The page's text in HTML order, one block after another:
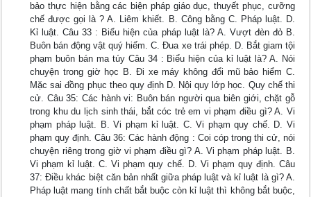
bảo thực hiện bằng các biện pháp giáo dục, thuyết phục, cưỡng
chế được gọi là ? A. Liêm khiết. B. Công bằng C. Pháp luật. D.
Kỉ luật. Câu 33 : Biểu hiện của pháp luật là? A. Vượt đèn đỏ B.
Buôn bán động vật quý hiếm. C. Đua xe trái phép. D. Bắt giam tội
phạm buôn bán ma túy Câu 34 : Biểu hiện của kỉ luật là? A. Nói
chuyện trong giờ học B. Đi xe máy không đổi mũ bảo hiểm C.
Mặc sai đồng phục theo quy định D. Nội quy lớp học. Quy chế thi
cử. Câu 35: Các hành vi: Buôn bán người qua biên giới, chặt gỗ
trong khu du lịch sinh thái, bắt cóc trẻ em vi phạm điều gì? A. Vi
phạm pháp luật. B. Vi phạm kỉ luật. C. Vi phạm quy chế. D. Vi
phạm quy định. Câu 36: Các hành động : Coi cóp trong thi cử, nói
chuyện riêng trong giờ vi phạm điều gì? A. Vi phạm pháp luật. B.
Vi phạm kỉ luật. C. Vi phạm quy chế. D. Vi phạm quy định. Câu
37: Điều khác biệt căn bản nhất giữa pháp luật và kỉ luật là gì? A.
Pháp luật mang tính chất bắt buộc còn kỉ luật thì không bắt buộc,